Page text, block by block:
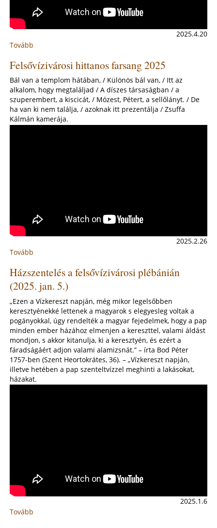
2025.4.20
Tovább
épült
szentsír
a
Szent
Anna-
templomban
Felsővízivárosi hittanos farsang 2025
Bál van a templom hátában, / Különös bál van, / Itt az
alkalom, hogy megtaláljad / A díszes társaságban / a
szuperembert, a kiscicát, / Mózest, Pétert, a sellőlányt. / De
ha van ki nem találja, / azoknak itt prezentálja / Zsuffa
Kálmán kamerája.
2025.2.26
Tovább
hittanos
farsang
2025
Házszentelés a felsővízivárosi plébánián
(2025. jan. 5.)
„Ezen a Vízkereszt napján, még mikor legelsőbben
keresztyénekké lettenek a magyarok s elegyesleg voltak a
pogányokkal, úgy rendelték a magyar fejedelmek, hogy a pap
minden ember házához elmenjen a kereszttel, valami áldást
mondjon, s akkor kitanulja, ki a keresztyén, és ezért a
fáradságáért adjon valami alamizsnát.” – írta Bod Péter
1757-ben (Szent Heortokrátes, 36). – „Vízkereszt napján,
illetve hetében a pap szenteltvízzel meghinti a lakásokat,
házakat.
2025.1.6
Tovább